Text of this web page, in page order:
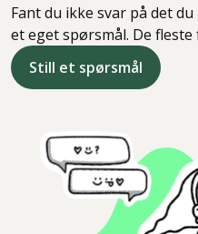
Fant du ikke svar på det
et eget spørsmål. De
Still et spørsmål